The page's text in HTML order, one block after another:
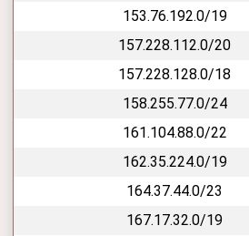
153.76.192.0/19
157.228.112.0/20
157.228.128.0/18
158.255.77.0/24
161.104.88.0/22
162.35.224.0/19
164.37.44.0/23
167.17.32.0/19